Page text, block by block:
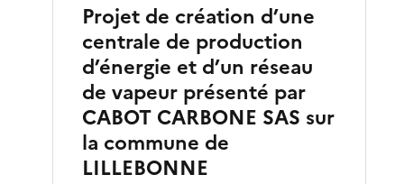
Projet de création d’une
centrale de production
d’énergie et d’un réseau
de vapeur présenté par
CABOT CARBONE SAS sur
la commune de
LILLEBONNE